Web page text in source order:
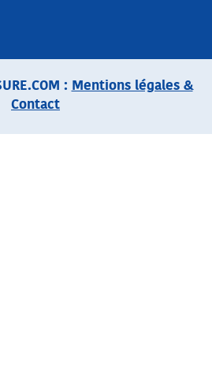
: Mentions légales &
Contact